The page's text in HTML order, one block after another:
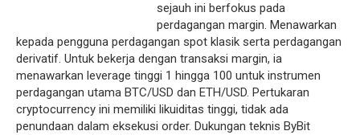
ES
ET
GA
sejauh ini berfokus pada
perdagangan margin. Menawarkan
kepada pengguna perdagangan spot klasik serta perdagangan
derivatif. Untuk bekerja dengan transaksi margin, ia
menawarkan leverage tinggi 1 hingga 100 untuk instrumen
perdagangan utama BTC/USD dan ETH/USD. Pertukaran
cryptocurrency ini memiliki likuiditas tinggi, tidak ada
penundaan dalam eksekusi order. Dukungan teknis ByBit